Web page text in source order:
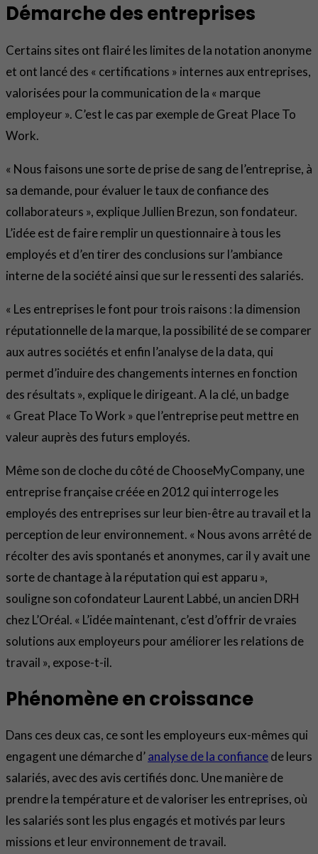
Démarche des entreprises
Certains sites ont flairé les limites de la notation anonyme
et ont lancé des « certifications » internes aux entreprises,
valorisées pour la communication de la « marque
employeur ». C’est le cas par exemple de Great Place To
Work.
« Nous faisons une sorte de prise de sang de l’entreprise, à
sa demande, pour évaluer le taux de confiance des
collaborateurs », explique Jullien Brezun, son fondateur.
L’idée est de faire remplir un questionnaire à tous les
employés et d’en tirer des conclusions sur l’ambiance
interne de la société ainsi que sur le ressenti des salariés.
« Les entreprises le font pour trois raisons : la dimension
réputationnelle de la marque, la possibilité de se comparer
aux autres sociétés et enfin l’analyse de la data, qui
permet d’induire des changements internes en fonction
des résultats », explique le dirigeant. A la clé, un badge
« Great Place To Work » que l’entreprise peut mettre en
valeur auprès des futurs employés.
Même son de cloche du côté de ChooseMyCompany, une
entreprise française créée en 2012 qui interroge les
employés des entreprises sur leur bien-être au travail et la
perception de leur environnement. « Nous avons arrêté de
récolter des avis spontanés et anonymes, car il y avait une
sorte de chantage à la réputation qui est apparu »,
souligne son cofondateur Laurent Labbé, un ancien DRH
chez L’Oréal. « L’idée maintenant, c’est d’offrir de vraies
solutions aux employeurs pour améliorer les relations de
travail », expose-t-il.
Phénomène en croissance
Dans ces deux cas, ce sont les employeurs eux-mêmes qui
engagent une démarche d’analyse de la confiancede leurs
salariés, avec des avis certifiés donc. Une manière de
prendre la température et de valoriser les entreprises, où
les salariés sont les plus engagés et motivés par leurs
missions et leur environnement de travail.